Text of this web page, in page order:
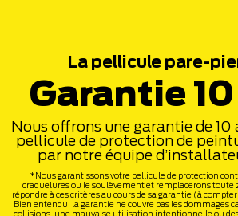
La pellicule pare-
Garantie
Nous offrons une garantie de 10
pellicule de protection de
par notre équipe
*Nous garantissons votre pellicule de protection
craquelures ou le soulèvement et remplacerons toute
répondre à ces critères au cours de sa garantie (à
Bien entendu, la garantie ne couvre pas les dommages